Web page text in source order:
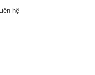
Liên hệ